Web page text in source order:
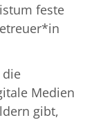
feste
die
Medien
gibt,